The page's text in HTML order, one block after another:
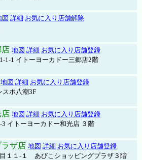
図 詳細 お気に入り店舗解除
店 地図 詳細 お気に入り店舗登録
1-1 イトーヨーカドー三郷店2階
地図 詳細 お気に入り店舗登録
スポ八潮3F
店 地図 詳細 お気に入り店舗登録
イトーヨーカドー和光店 ３階
ザ店 地図 詳細 お気に入り店舗登録
１１-１ あびこショッピングプラザ３階